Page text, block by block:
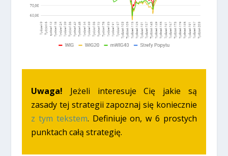
Uwaga! Jeżeli interesuje Cię jakie są
zasady tej strategii zapoznaj się koniecznie
z tym tekstem. Definiuje on, w 6 prostych
punktach całą strategię.